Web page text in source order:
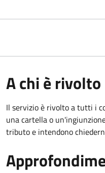
A chi è rivolto
Il servizio è rivolto a tutti i
una cartella o
tributo e intendono